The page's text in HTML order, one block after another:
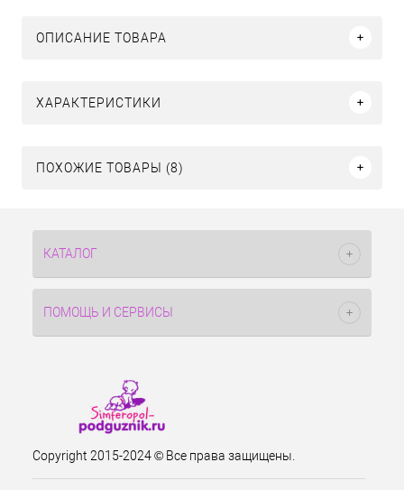
ОПИСАНИЕ ТОВАРА
ХАРАКТЕРИСТИКИ
ПОХОЖИЕ ТОВАРЫ (8)
КАТАЛОГ
ПОМОЩЬ И СЕРВИСЫ
Copyright 2015-2024 © Все права защищены.